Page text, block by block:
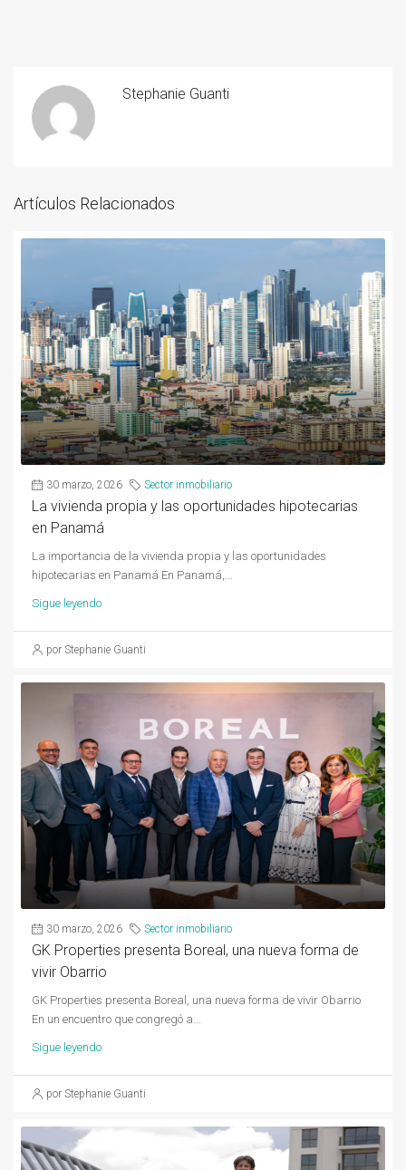
Stephanie Guanti
Artículos Relacionados
30 marzo, 2026 Sector inmobiliario
La vivienda propia y las oportunidades hipotecarias
en Panamá
La importancia de la vivienda propia y las oportunidades
hipotecarias en Panamá En Panamá,...
Sigue leyendo
por Stephanie Guanti
30 marzo, 2026 Sector inmobiliario
GK Properties presenta Boreal, una nueva forma de
vivir Obarrio
GK Properties presenta Boreal, una nueva forma de vivir Obarrio
En un encuentro que congregó a...
Sigue leyendo
por Stephanie Guanti